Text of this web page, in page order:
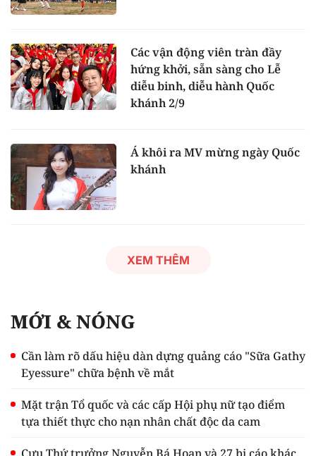
Các vận động viên tràn đầy
hứng khởi, sẵn sàng cho Lễ
diễu binh, diễu hành Quốc
khánh 2/9
Á khôi ra MV mừng ngày Quốc
khánh
XEM THÊM
MỚI & NÓNG
Cần làm rõ dấu hiệu dàn dựng quảng cáo "Sữa Gathy
Eyessure" chữa bệnh về mắt
Mặt trận Tổ quốc và các cấp Hội phụ nữ tạo điểm
tựa thiết thực cho nạn nhân chất độc da cam